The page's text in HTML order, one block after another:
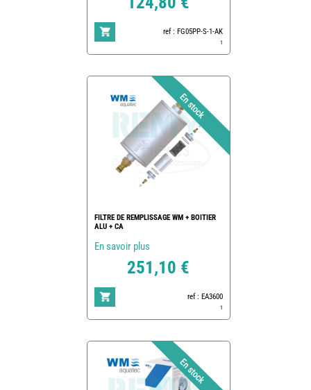
ref : FG05PP-S-1-AK
1
FILTRE DE REMPLISSAGE WM + BOITIER
ALU + CA
En savoir plus
251,10 €
ref : EA3600
1